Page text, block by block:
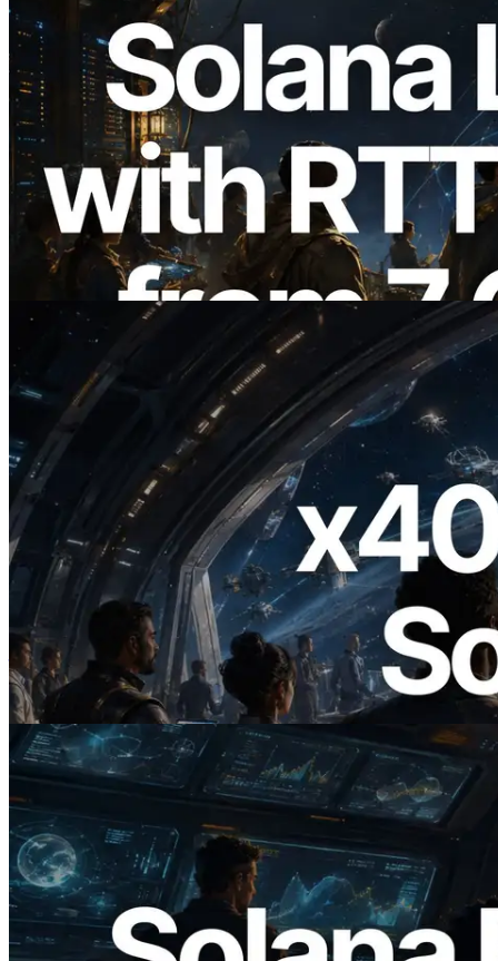
2026.08.05
ERPC 擴展 Solana Leader Slot API：新
增全球 7 個區域的 Ping 測量 —
Validators Information API 同步上線
2026.07.04
ERPC 發布支援 x402 支付的 Solana RPC
— AI Agent 按需為 API 付款的時代開啟
閱讀此文章